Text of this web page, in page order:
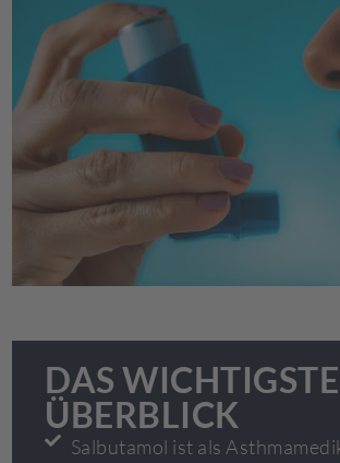
DAS
ÜBERBLICK
Salbutamol ist als